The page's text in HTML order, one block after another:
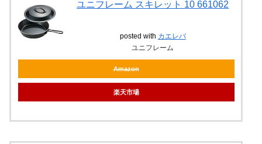
ユニフレーム スキレット 10 661062
posted with カエレバ
ユニフレーム
Amazon
楽天市場